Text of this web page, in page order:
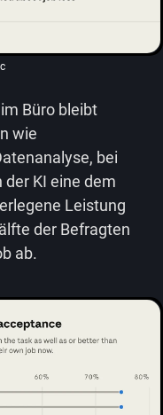
Büro bleibt
wie
bei
KI eine dem
Leistung
der Befragten
ab.